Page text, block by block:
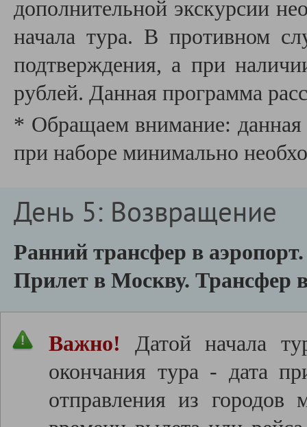
дополнительной экскурсии
начала тура. В противном
подтверждения, а при
рублей. Данная программа
* Обращаем внимание: данная
при наборе минимально
День 5: Возвращение
Ранний трансфер в
Прилет в Москву. Трансфер
Важно! Датой начала
окончания тура - дата
отправления из городов